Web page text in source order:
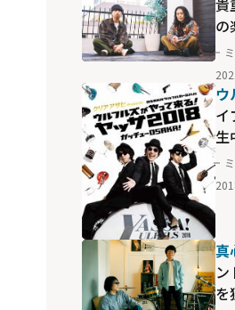
貴
の
ウ
イ
生
真
ン
を